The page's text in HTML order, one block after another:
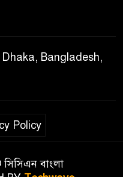
মিস মাল্টিন্যাশনাল
Bangladesh,
Policy
সিসিএন বাংলা